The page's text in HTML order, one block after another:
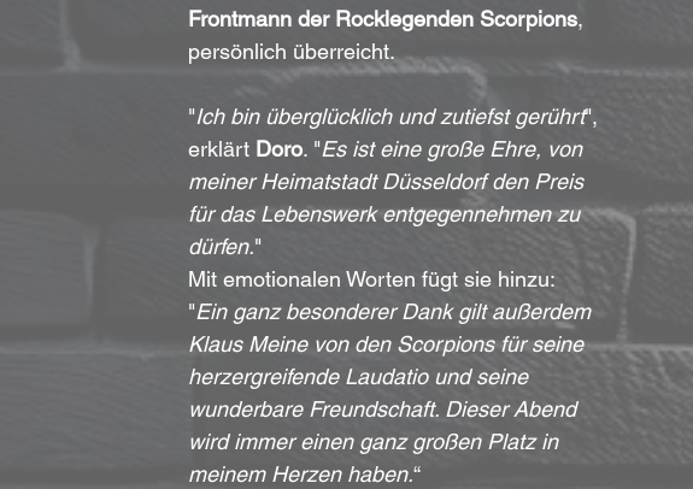
Frontmann der Rocklegenden Scorpions,
persönlich überreicht.
"Ich bin überglücklich und zutiefst gerührt",
erklärt Doro. "Es ist eine große Ehre, von
meiner Heimatstadt Düsseldorf den Preis
für das Lebenswerk entgegennehmen zu
dürfen."
Mit emotionalen Worten fügt sie hinzu:
"Ein ganz besonderer Dank gilt außerdem
Klaus Meine von den Scorpions für seine
herzergreifende Laudatio und seine
wunderbare Freundschaft. Dieser Abend
wird immer einen ganz großen Platz in
meinem Herzen haben.“